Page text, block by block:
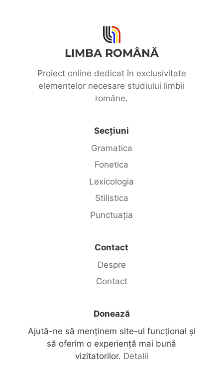
LIMBA ROMÂNĂ
Proiect online dedicat în exclusivitate
elementelor necesare studiului limbii
române.
Secțiuni
Gramatica
Fonetica
Lexicologia
Stilistica
Punctuația
Contact
Despre
Contact
Donează
Ajută-ne să menținem site-ul funcțional și
să oferim o experiență mai bună
vizitatorilor. Detalii